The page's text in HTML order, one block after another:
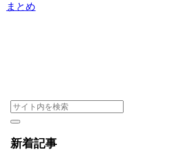
まとめ
新着記事